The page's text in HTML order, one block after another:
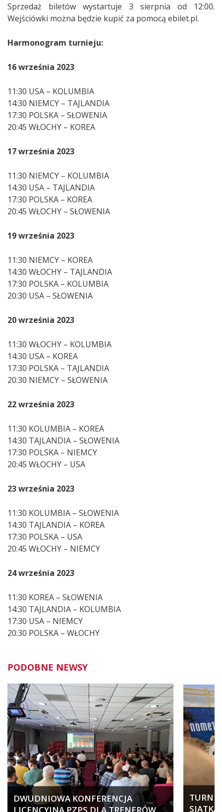
Sprzedaż biletów wystartuje 3 sierpnia od 12:00.
Wejściówki można będzie kupić za pomocą ebilet.pl.
Harmonogram turnieju:
16 września 2023
11:30 USA – KOLUMBIA
14:30 NIEMCY – TAJLANDIA
17:30 POLSKA – SŁOWENIA
20:45 WŁOCHY – KOREA
17 września 2023
11:30 NIEMCY – KOLUMBIA
14:30 USA – TAJLANDIA
17:30 POLSKA – KOREA
20:45 WŁOCHY – SŁOWENIA
19 września 2023
11:30 NIEMCY – KOREA
14:30 WŁOCHY – TAJLANDIA
17:30 POLSKA – KOLUMBIA
20:30 USA – SŁOWENIA
20 września 2023
11:30 WŁOCHY – KOLUMBIA
14:30 USA – KOREA
17:30 POLSKA – TAJLANDIA
20:30 NIEMCY – SŁOWENIA
22 września 2023
11:30 KOLUMBIA – KOREA
14:30 TAJLANDIA – SŁOWENIA
17:30 POLSKA – NIEMCY
20:45 WŁOCHY – USA
23 września 2023
11:30 KOLUMBIA – SŁOWENIA
14:30 TAJLANDIA – KOREA
17:30 POLSKA – USA
20:45 WŁOCHY – NIEMCY
24 września 2023
11:30 KOREA – SŁOWENIA
14:30 TAJLANDIA – KOLUMBIA
17:30 USA – NIEMCY
20:30 POLSKA – WŁOCHY
PODOBNE NEWSY
DWUDNIOWA KONFERENCJA
LICENCYJNA PZPS DLA TRENERÓW